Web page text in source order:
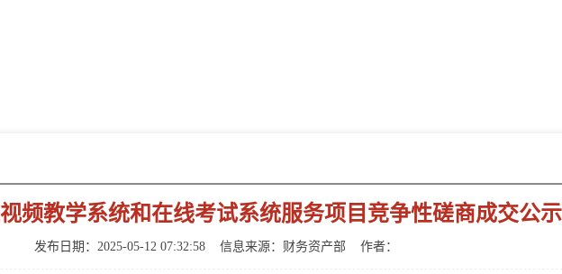
视频教学系统和在线考试系统服务项目竞争性磋商成交公示
发布日期：2025-05-12 07:32:58 信息来源：财务资产部 作者：